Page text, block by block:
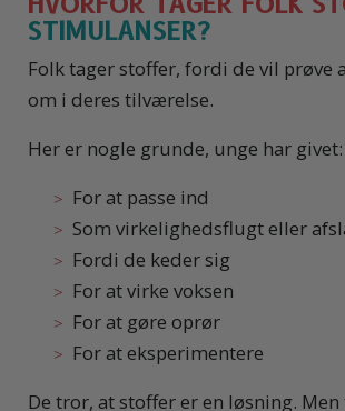
STIMULANSER?
Folk tager stoffer, fordi de vil prøve
om i deres tilværelse.
Her er nogle grunde, unge har givet:
For at passe ind
Som virkelighedsflugt eller
Fordi de keder sig
For at virke voksen
For at gøre oprør
For at eksperimentere
De tror, at stoffer er en løsning.